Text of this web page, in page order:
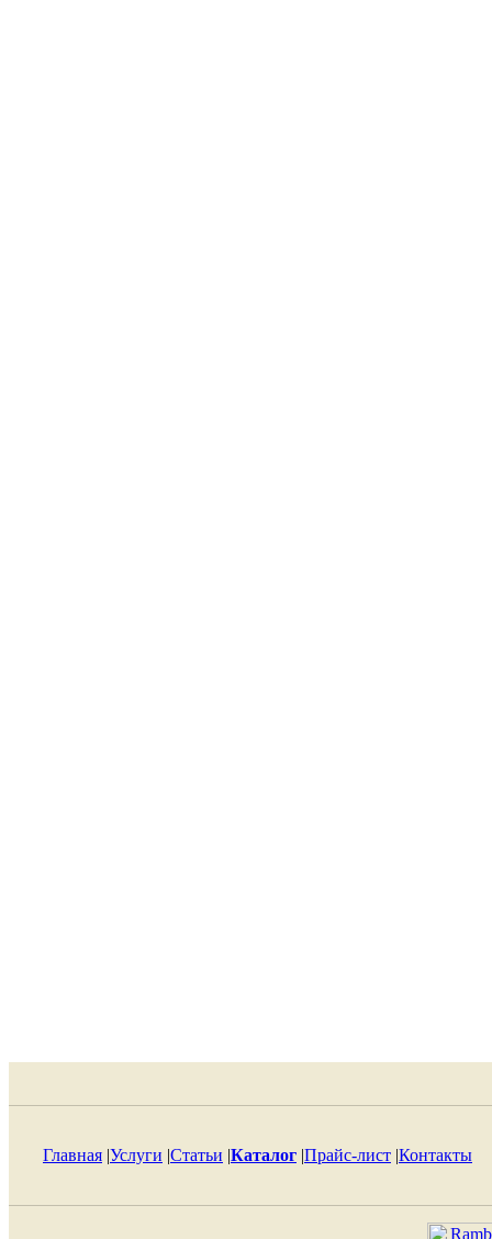
Главная |Услуги |Статьи |Каталог |Прайс-лист |Контакты